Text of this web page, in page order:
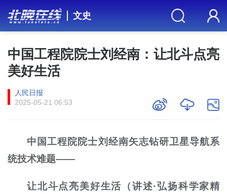
文史
中国工程院院士刘经南：让北斗点亮
美好生活
人民日报
2025-05-21 06:53
中国工程院院士刘经南矢志钻研卫星导航系
统技术难题——
让北斗点亮美好生活（讲述·弘扬科学家精